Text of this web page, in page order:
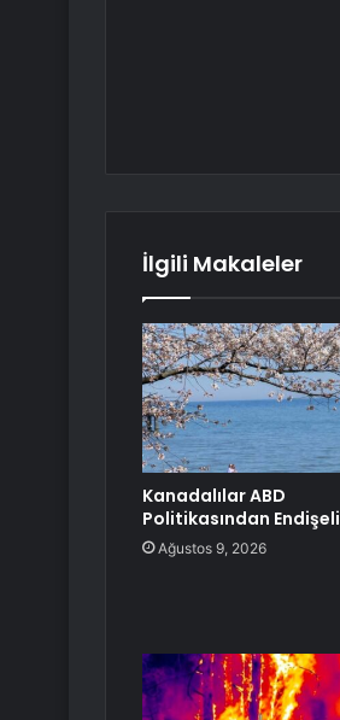
İlgili Makaleler
Kanadalılar ABD
Politikasından Endişeli
Ağustos 9, 2026